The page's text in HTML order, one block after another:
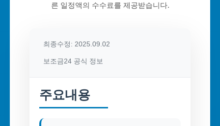
른 일정액의 수수료를 제공받습니다.
최종수정: 2025.09.02
보조금24 공식 정보
주요내용